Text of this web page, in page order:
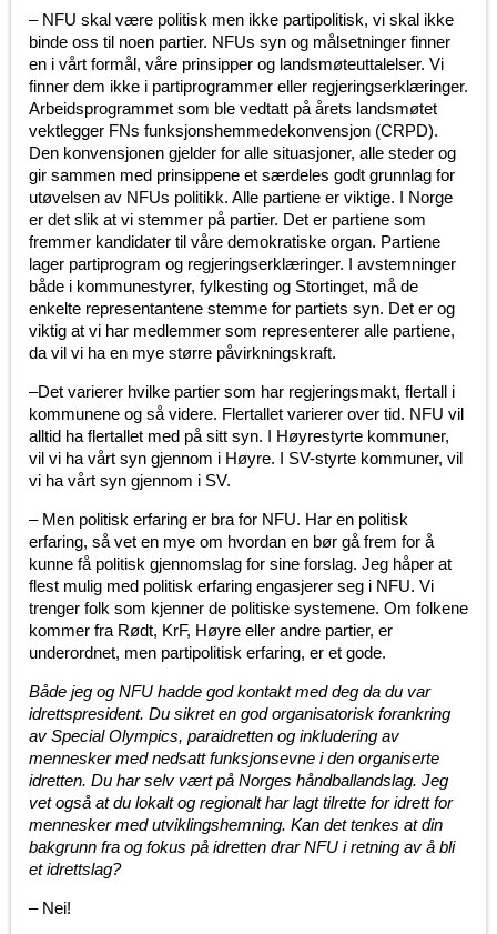
– NFU skal være politisk men ikke partipolitisk, vi skal ikke
binde oss til noen partier. NFUs syn og målsetninger finner
en i vårt formål, våre prinsipper og landsmøteuttalelser. Vi
finner dem ikke i partiprogrammer eller regjeringserklæringer.
Arbeidsprogrammet som ble vedtatt på årets landsmøtet
vektlegger FNs funksjonshemmedekonvensjon (CRPD).
Den konvensjonen gjelder for alle situasjoner, alle steder og
gir sammen med prinsippene et særdeles godt grunnlag for
utøvelsen av NFUs politikk. Alle partiene er viktige. I Norge
er det slik at vi stemmer på partier. Det er partiene som
fremmer kandidater til våre demokratiske organ. Partiene
lager partiprogram og regjeringserklæringer. I avstemninger
både i kommunestyrer, fylkesting og Stortinget, må de
enkelte representantene stemme for partiets syn. Det er og
viktig at vi har medlemmer som representerer alle partiene,
da vil vi ha en mye større påvirkningskraft.
–Det varierer hvilke partier som har regjeringsmakt, flertall i
kommunene og så videre. Flertallet varierer over tid. NFU vil
alltid ha flertallet med på sitt syn. I Høyrestyrte kommuner,
vil vi ha vårt syn gjennom i Høyre. I SV-styrte kommuner, vil
vi ha vårt syn gjennom i SV.
– Men politisk erfaring er bra for NFU. Har en politisk
erfaring, så vet en mye om hvordan en bør gå frem for å
kunne få politisk gjennomslag for sine forslag. Jeg håper at
flest mulig med politisk erfaring engasjerer seg i NFU. Vi
trenger folk som kjenner de politiske systemene. Om folkene
kommer fra Rødt, KrF, Høyre eller andre partier, er
underordnet, men partipolitisk erfaring, er et gode.
Både jeg og NFU hadde god kontakt med deg da du var
idrettspresident. Du sikret en god organisatorisk forankring
av Special Olympics, paraidretten og inkludering av
mennesker med nedsatt funksjonsevne i den organiserte
idretten. Du har selv vært på Norges håndballandslag. Jeg
vet også at du lokalt og regionalt har lagt tilrette for idrett for
mennesker med utviklingshemning. Kan det tenkes at din
bakgrunn fra og fokus på idretten drar NFU i retning av å bli
et idrettslag?
– Nei!